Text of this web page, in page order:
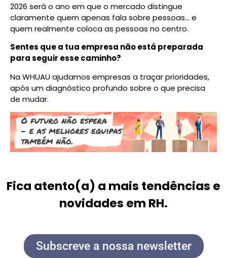
2026 será o ano em que o mercado distingue
claramente quem apenas fala sobre pessoas… e
quem realmente coloca as pessoas no centro.
Sentes que a tua empresa não está preparada
para seguir esse caminho?
Na WHUAU ajudamos empresas a traçar prioridades,
após um diagnóstico profundo sobre o que precisa
de mudar.
Fica atento(a) a mais tendências e
novidades em RH.
Subscreve a nossa newsletter